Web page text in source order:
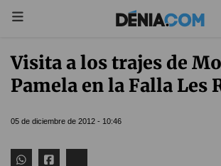
Visita a los trajes de
Pamela en la Falla Les
05 de diciembre de 2012 - 10:46